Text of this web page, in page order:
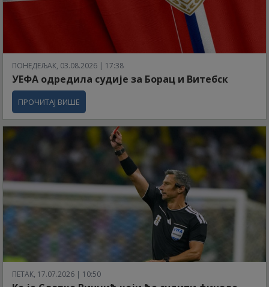
ПОНЕДЕЉАК, 03.08.2026 | 17:38
УЕФА одредила судије за Борац и Витебск
ПРОЧИТАЈ ВИШЕ
ПЕТАК, 17.07.2026 | 10:50